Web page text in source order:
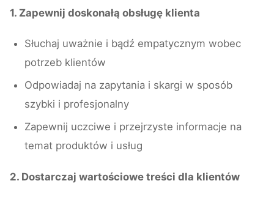
1. Zapewnij doskonałą obsługę klienta
Słuchaj uważnie i bądź empatycznym wobec
potrzeb klientów
Odpowiadaj na zapytania i skargi w sposób
szybki i profesjonalny
Zapewnij uczciwe i przejrzyste informacje na
temat produktów i usług
2. Dostarczaj wartościowe treści dla klientów